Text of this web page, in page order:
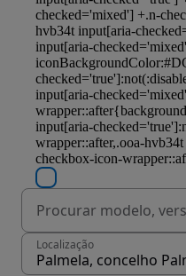
Localização
Palmela, concelho